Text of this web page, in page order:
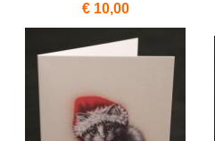
€ 10,00